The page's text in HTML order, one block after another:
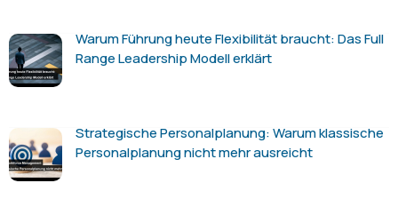
Warum Führung heute Flexibilität braucht: Das Full
Range Leadership Modell erklärt
Strategische Personalplanung: Warum klassische
Personalplanung nicht mehr ausreicht